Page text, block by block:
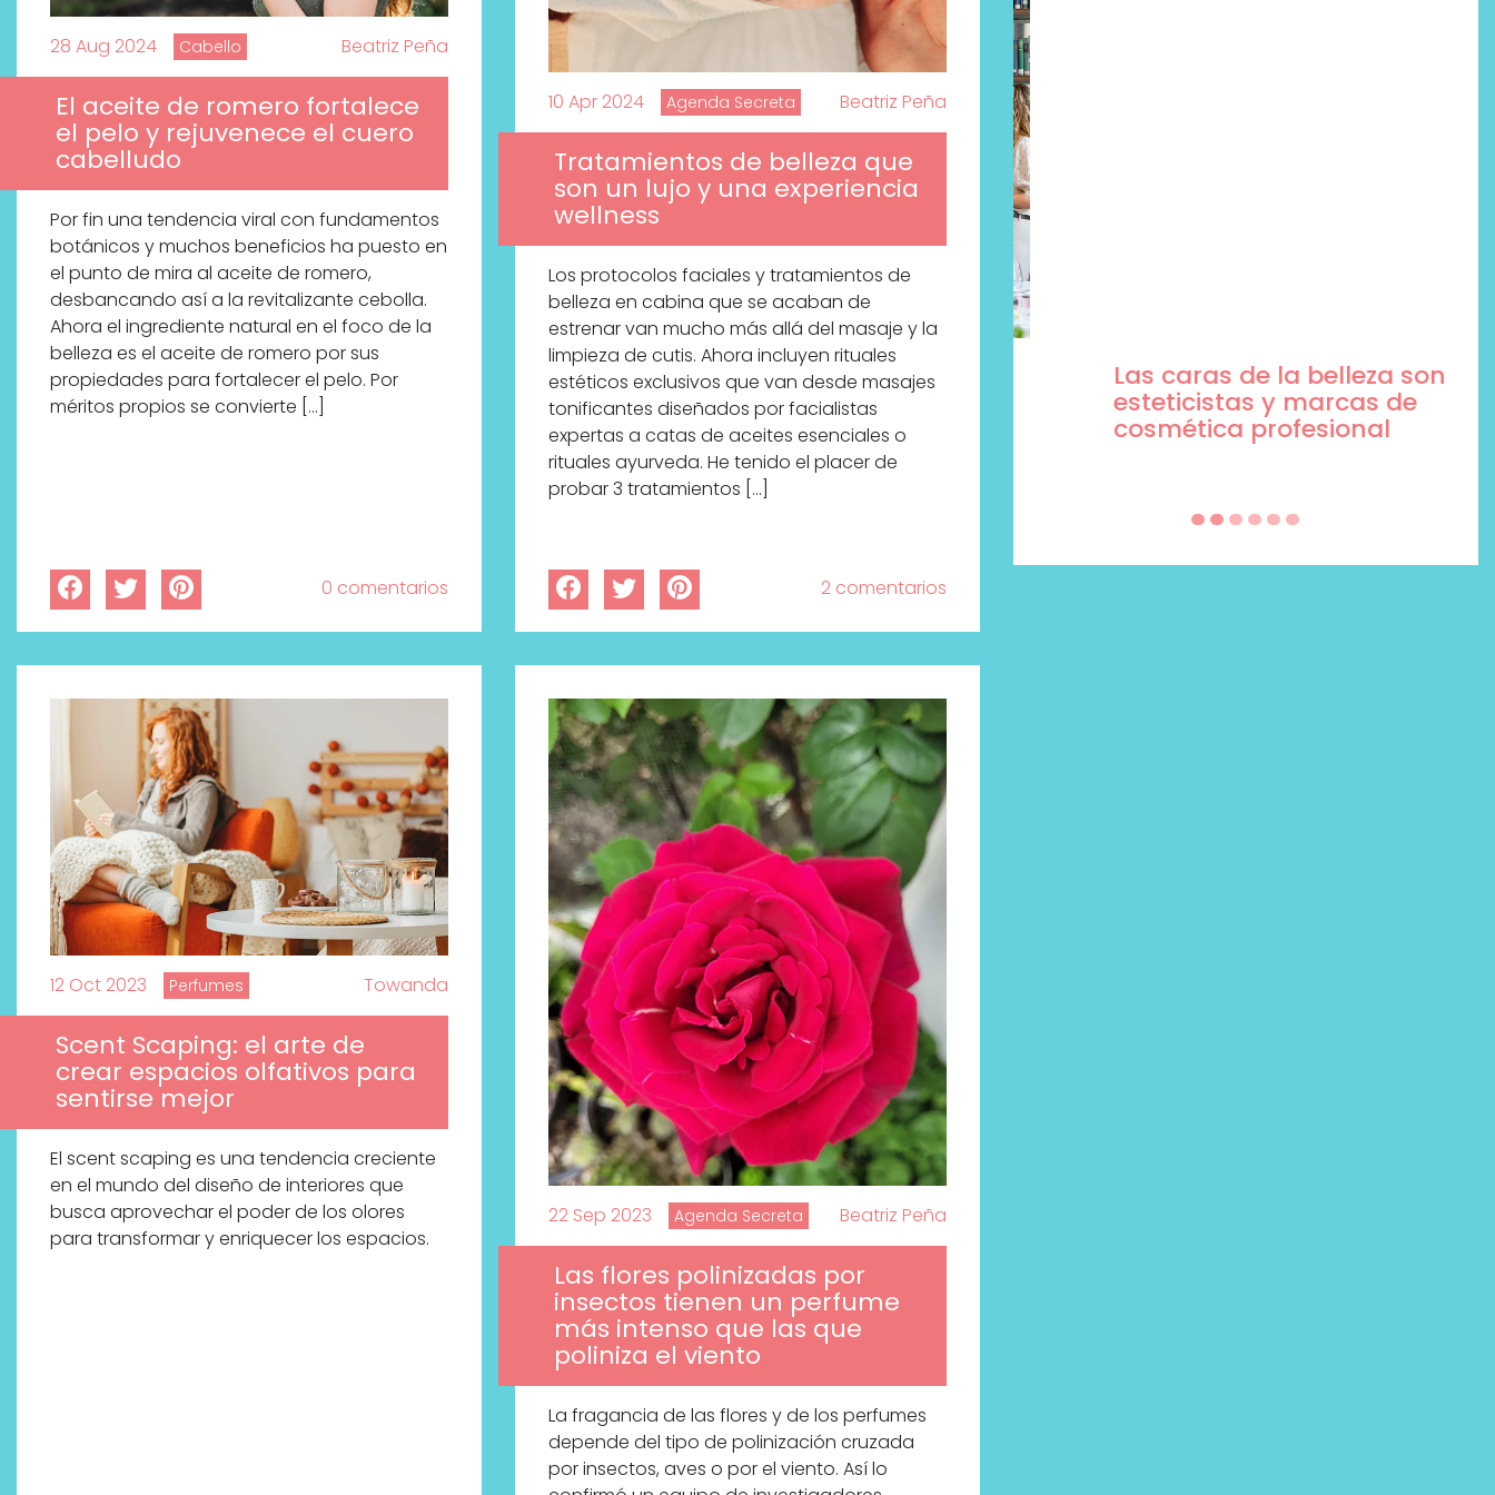
28 Aug 2024 Cabello Beatriz Peña
El aceite de romero fortalece
el pelo y rejuvenece el cuero
cabelludo
Por fin una tendencia viral con fundamentos
botánicos y muchos beneficios ha puesto en
el punto de mira al aceite de romero,
desbancando así a la revitalizante cebolla.
Ahora el ingrediente natural en el foco de la
belleza es el aceite de romero por sus
propiedades para fortalecer el pelo. Por
méritos propios se convierte […]
0 comentarios
10 Apr 2024 Agenda Secreta Beatriz Peña
Tratamientos de belleza que
son un lujo y una experiencia
wellness
Los protocolos faciales y tratamientos de
belleza en cabina que se acaban de
estrenar van mucho más allá del masaje y la
limpieza de cutis. Ahora incluyen rituales
estéticos exclusivos que van desde masajes
tonificantes diseñados por facialistas
expertas a catas de aceites esenciales o
rituales ayurveda. He tenido el placer de
probar 3 tratamientos […]
2 comentarios
12 Oct 2023 Perfumes Towanda
Scent Scaping: el arte de
crear espacios olfativos para
sentirse mejor
El scent scaping es una tendencia creciente
en el mundo del diseño de interiores que
busca aprovechar el poder de los olores
para transformar y enriquecer los espacios.
22 Sep 2023 Agenda Secreta Beatriz Peña
Las flores polinizadas por
insectos tienen un perfume
más intenso que las que
poliniza el viento
La fragancia de las flores y de los perfumes
depende del tipo de polinización cruzada
por insectos, aves o por el viento. Así lo
¿Qué revelan las zapatillas
de Alexia Putellas para Nike
sobre la nueva era del
Labeau Organic continúa
apostando por la cosmética
del bienestar
Las caras de la belleza son
esteticistas y marcas de
cosmética profesional